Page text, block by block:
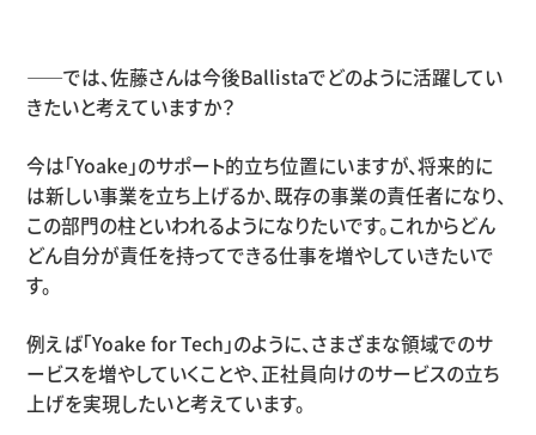
――では、佐藤さんは今後Ballistaでどのように活躍してい
きたいと考えていますか？
今は「Yoake」のサポート的立ち位置にいますが、将来的に
は新しい事業を立ち上げるか、既存の事業の責任者になり、
この部門の柱といわれるようになりたいです。これからどん
どん自分が責任を持ってできる仕事を増やしていきたいで
す。
例えば「Yoake for Tech」のように、さまざまな領域でのサ
ービスを増やしていくことや、正社員向けのサービスの立ち
上げを実現したいと考えています。